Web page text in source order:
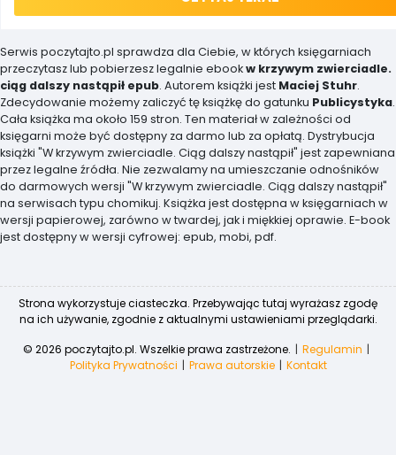
Serwis poczytajto.pl sprawdza dla Ciebie, w których księgarniach
przeczytasz lub pobierzesz legalnie ebookw krzywym zwierciadle.
ciąg dalszy nastąpił epub. Autorem książki jest Maciej Stuhr.
Zdecydowanie możemy zaliczyć tę książkę do gatunku Publicystyka.
Cała książka ma około 159 stron. Ten materiał w zależności od
księgarni może być dostępny za darmo lub za opłatą. Dystrybucja
książki "W krzywym zwierciadle. Ciąg dalszy nastąpił" jest zapewniana
przez legalne źródła. Nie zezwalamy na umieszczanie odnośników
do darmowych wersji "W krzywym zwierciadle. Ciąg dalszy nastąpił"
na serwisach typu chomikuj. Książka jest dostępna w księgarniach w
wersji papierowej, zarówno w twardej, jak i miękkiej oprawie. E-book
jest dostępny w wersji cyfrowej: epub, mobi, pdf.
Strona wykorzystuje ciasteczka. Przebywając tutaj wyrażasz zgodę
na ich używanie, zgodnie z aktualnymi ustawieniami przeglądarki.
© 2026 poczytajto.pl. Wszelkie prawa zastrzeżone.
Regulamin
Polityka Prywatności
Prawa autorskie Kontakt